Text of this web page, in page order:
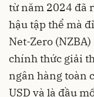
từ năm 2024 đã
hậu tập thể mà
Net-Zero
chính thức giải
ngân hàng toàn
USD và là đầu